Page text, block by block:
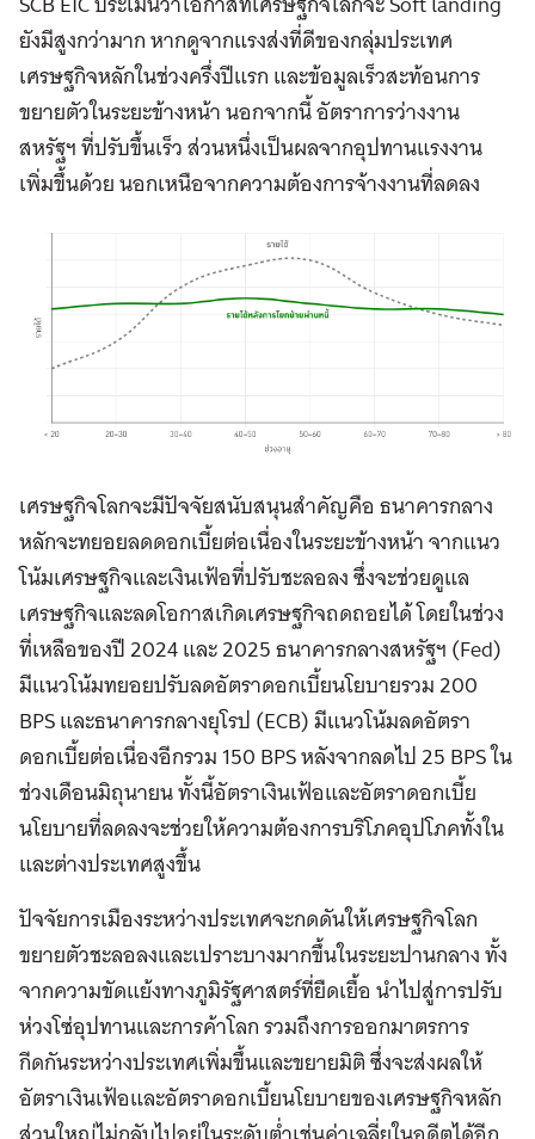
ยังมีสูงกว่ามาก หากดูจากแรงส่งที่ดีของกลุ่มประเทศ
เศรษฐกิจหลักในช่วงครึ่งปีแรก และข้อมูลเร็วสะท้อนการ
ขยายตัวในระยะข้างหน้า นอกจากนี้ อัตราการว่างงาน
สหรัฐฯ ที่ปรับขึ้นเร็ว ส่วนหนึ่งเป็นผลจากอุปทานแรงงาน
เพิ่มขึ้นด้วย นอกเหนือจากความต้องการจ้างงานที่ลดลง
เศรษฐกิจโลกจะมีปัจจัยสนับสนุนสำคัญคือ ธนาคารกลาง
หลักจะทยอยลดดอกเบี้ยต่อเนื่องในระยะข้างหน้า จากแนว
โน้มเศรษฐกิจและเงินเฟ้อที่ปรับชะลอลง ซึ่งจะช่วยดูแล
เศรษฐกิจและลดโอกาสเกิดเศรษฐกิจถดถอยได้ โดยในช่วง
ที่เหลือของปี 2024 และ 2025 ธนาคารกลางสหรัฐฯ (Fed)
มีแนวโน้มทยอยปรับลดอัตราดอกเบี้ยนโยบายรวม 200
BPS และธนาคารกลางยุโรป (ECB) มีแนวโน้มลดอัตรา
ดอกเบี้ยต่อเนื่องอีกรวม 150 BPS หลังจากลดไป 25 BPS ใน
ช่วงเดือนมิถุนายน ทั้งนี้อัตราเงินเฟ้อและอัตราดอกเบี้ย
นโยบายที่ลดลงจะช่วยให้ความต้องการบริโภคอุปโภคทั้งใน
และต่างประเทศสูงขึ้น
ปัจจัยการเมืองระหว่างประเทศจะกดดันให้เศรษฐกิจโลก
ขยายตัวชะลอลงและเปราะบางมากขึ้นในระยะปานกลาง ทั้ง
จากความขัดแย้งทางภูมิรัฐศาสตร์ที่ยืดเยื้อ นำไปสู่การปรับ
ห่วงโซ่อุปทานและการค้าโลก รวมถึงการออกมาตรการ
กีดกันระหว่างประเทศเพิ่มขึ้นและขยายมิติ ซึ่งจะส่งผลให้
อัตราเงินเฟ้อและอัตราดอกเบี้ยนโยบายของเศรษฐกิจหลัก